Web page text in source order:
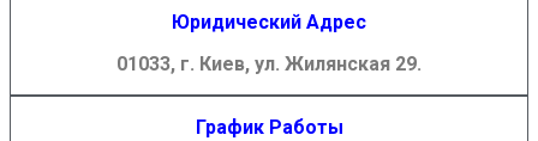
Юридический Адрес
01033, г. Киев, ул. Жилянская 29.
График Работы